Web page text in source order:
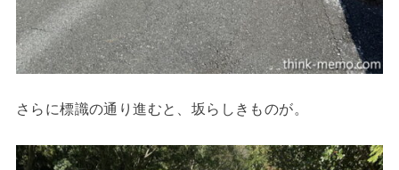
さらに標識の通り進むと、坂らしきものが。